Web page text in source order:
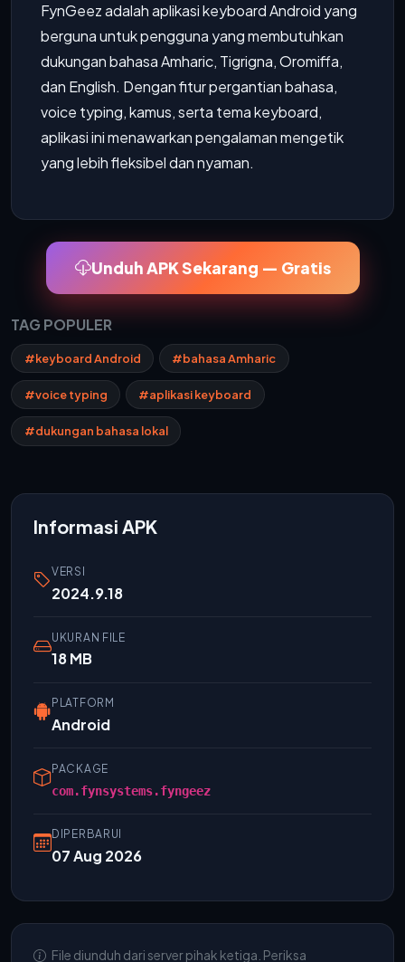
FynGeez adalah aplikasi keyboard Android yang
berguna untuk pengguna yang membutuhkan
dukungan bahasa Amharic, Tigrigna, Oromiffa,
dan English. Dengan fitur pergantian bahasa,
voice typing, kamus, serta tema keyboard,
aplikasi ini menawarkan pengalaman mengetik
yang lebih fleksibel dan nyaman.
Unduh APK Sekarang — Gratis
TAG POPULER
#keyboard Android #bahasa Amharic
#voice typing #aplikasi keyboard
#dukungan bahasa lokal
Informasi APK
VERSI
2024.9.18
UKURAN FILE
18 MB
PLATFORM
Android
PACKAGE
com.fynsystems.fyngeez
DIPERBARUI
07 Aug 2026
File diunduh dari server pihak ketiga. Periksa